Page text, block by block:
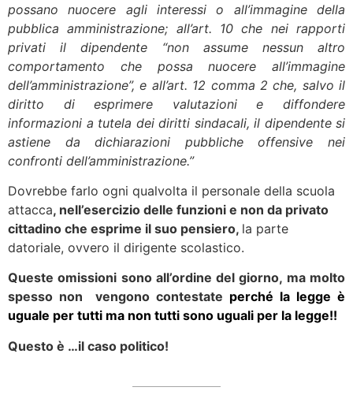
possano nuocere agli interessi o all’immagine della
pubblica amministrazione; all’art. 10 che nei rapporti
privati il dipendente “non assume nessun altro
comportamento che possa nuocere all’immagine
dell’amministrazione”, e all’art. 12 comma 2 che, salvo il
diritto di esprimere valutazioni e diffondere
informazioni a tutela dei diritti sindacali, il dipendente si
astiene da dichiarazioni pubbliche offensive nei
confronti dell’amministrazione.”
Dovrebbe farlo ogni qualvolta il personale della scuola
attacca, nell’esercizio delle funzioni e non da privato
cittadino che esprime il suo pensiero, la parte
datoriale, ovvero il dirigente scolastico.
Queste omissioni sono all’ordine del giorno, ma molto
spesso non vengono contestate perché la legge è
uguale per tutti ma non tutti sono uguali per la legge!!
Questo è …il caso politico!